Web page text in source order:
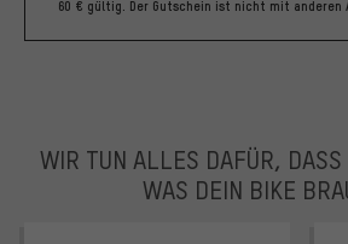
60 € gültig. Der Gutschein ist nicht mit anderen
WIR TUN ALLES DAFÜR, DASS
WAS DEIN BIKE